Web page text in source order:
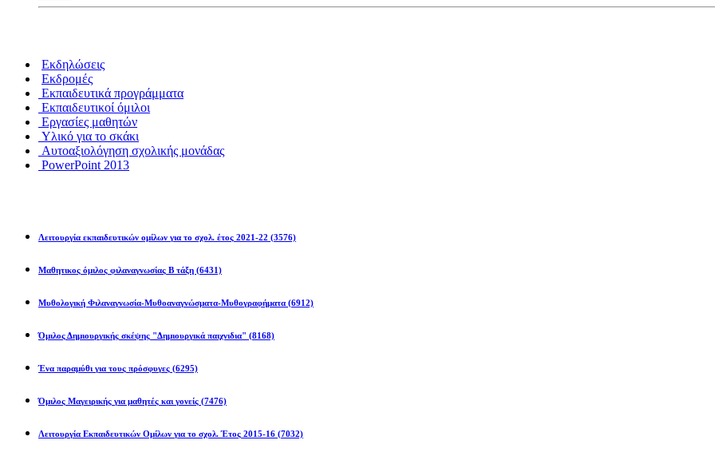
Εκδηλώσεις
Εκδρομές
Εκπαιδευτικά προγράμματα
Εκπαιδευτικοί όμιλοι
Εργασίες μαθητών
Υλικό για το σκάκι
Αυτοαξιολόγηση σχολικής μονάδας
PowerPoint 2013
Λειτουργία εκπαιδευτικών ομίλων για το σχολ. έτος 2021-22 (3576)
Μαθητικος όμιλος φιλαναγνωσίας Β τάξη (6431)
Μυθολογική Φιλαναγνωσία-Μυθοαναγνώσματα-Μυθογραφήματα (6912)
Όμιλος Δημιουργικής σκέψης "Δημιουργικά παιχνιδια" (8168)
Ένα παραμύθι για τους πρόσφυγες (6295)
Όμιλος Μαγειρικής για μαθητές και γονείς (7476)
Λειτουργία Εκπαιδευτικών Ομίλων για το σχολ. Έτος 2015-16 (7032)